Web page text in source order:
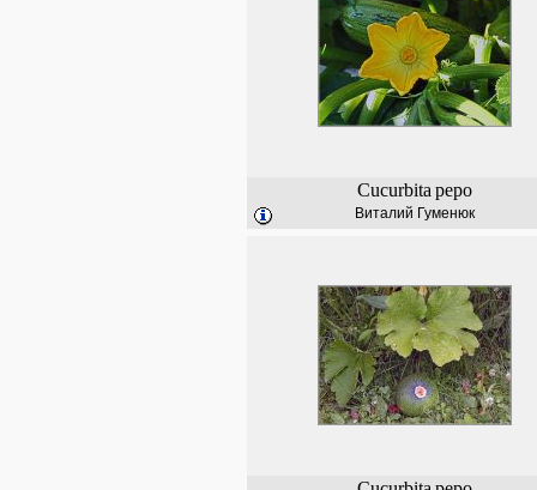
Cucurbita pepo
Виталий Гуменюк